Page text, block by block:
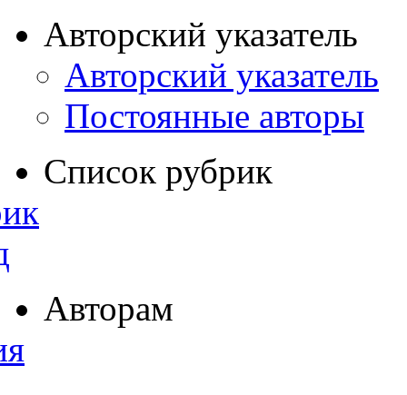
Авторский указатель
Авторский указатель
Постоянные авторы
Список рубрик
Авторам